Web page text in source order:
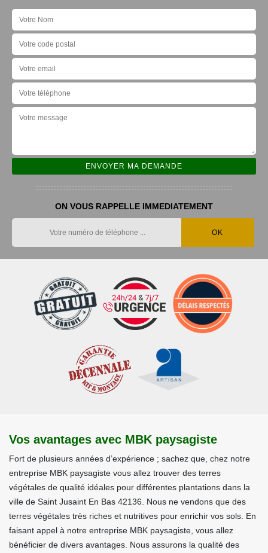
ON VOUS RAPPELLE IMMEDIATEMENT
Vos avantages avec MBK paysagiste
Fort de plusieurs années d’expérience ; sachez que, chez notre
entreprise MBK paysagiste vous allez trouver des terres
végétales de qualité idéales pour différentes plantations dans la
ville de Saint Jusaint En Bas 42136. Nous ne vendons que des
terres végétales très riches et nutritives pour enrichir vos sols. En
faisant appel à notre entreprise MBK paysagiste, vous allez
bénéficier de divers avantages. Nous assurons la qualité des